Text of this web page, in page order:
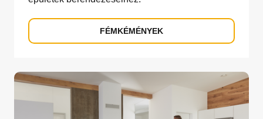
FÉMKÉMÉNYEK